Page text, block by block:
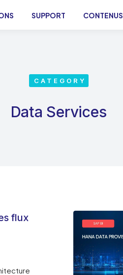
SUPPORT CONTENUS
CATEGORY
Data Services
flux